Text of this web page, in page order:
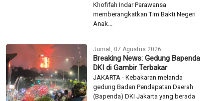
Khofifah Indar Parawansa
memberangkatkan Tim Bakti Negeri
Anak...
Jumat, 07 Agustus 2026
Breaking News: Gedung Bapenda
DKI di Gambir Terbakar
JAKARTA - Kebakaran melanda
gedung Badan Pendapatan Daerah
(Bapenda) DKI Jakarta yang berada